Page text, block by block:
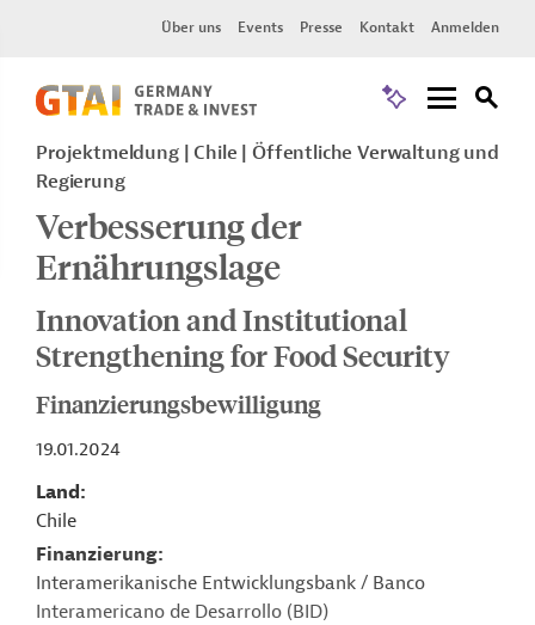
Über uns Events Presse Kontakt Anmelden
Projektmeldung Chile
Öffentliche Verwaltung und
Regierung
Verbesserung der
Ernährungslage
Innovation and Institutional
Strengthening for Food Security
Finanzierungsbewilligung
19.01.2024
Land
Chile
Finanzierung
Interamerikanische Entwicklungsbank / Banco
Interamericano de Desarrollo (BID)